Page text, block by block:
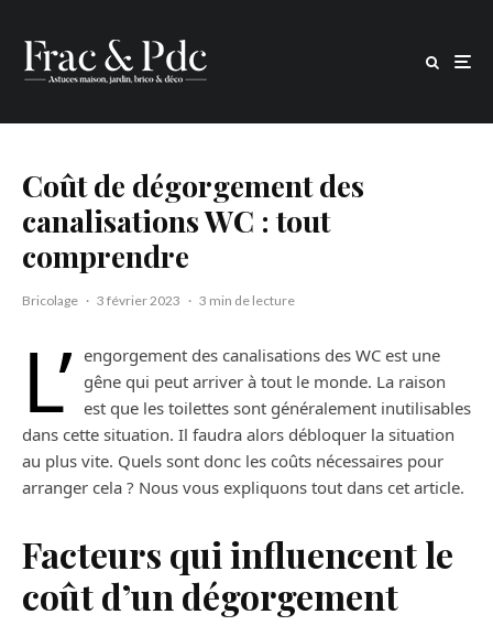
Coût de dégorgement des
canalisations WC : tout
comprendre
Bricolage · 3 février 2023 · 3 min de lecture
L’ engorgement des canalisations des WC est une
gêne qui peut arriver à tout le monde. La raison
est que les toilettes sont généralement inutilisables
dans cette situation. Il faudra alors débloquer la situation
au plus vite. Quels sont donc les coûts nécessaires pour
arranger cela ? Nous vous expliquons tout dans cet article.
Facteurs qui influencent le
coût d’un dégorgement